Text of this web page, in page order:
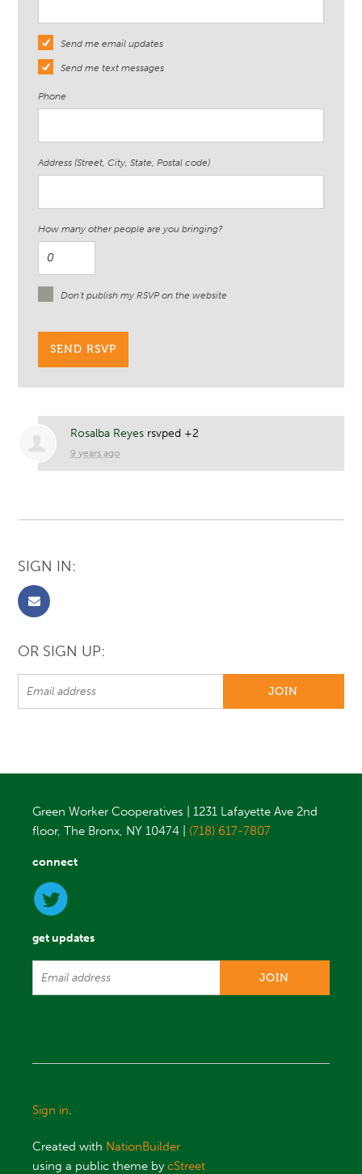
Send me email updates
Send me text messages
Phone
Address (Street, City, State, Postal code)
How many other people are you bringing?
Don't publish my RSVP on the website
Rosalba Reyes rsvped +2
9 years ago
SIGN IN:
OR SIGN UP:
Green Worker Cooperatives | 1231 Lafayette Ave 2nd
floor, The Bronx, NY 10474 | (718) 617-7807
connect
get updates
Sign in.
Created with NationBuilder
using a public theme bycStreet